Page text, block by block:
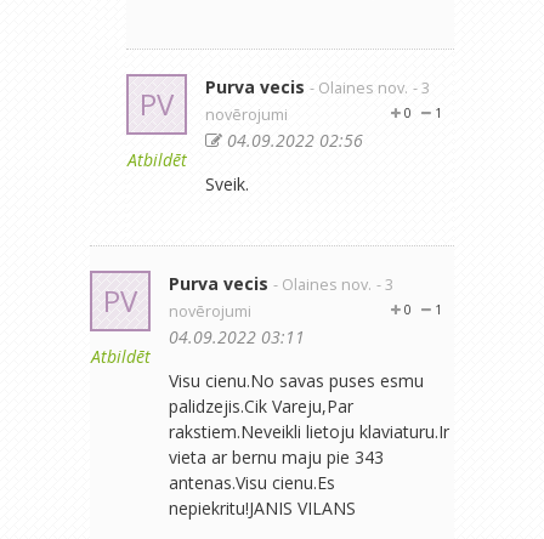
PV
Atbildēt
Purva vecis - Olaines nov. - 3
novērojumi
1
0
04.09.2022 02:56
Sveik.
PV
Atbildēt
Purva vecis - Olaines nov. - 3
novērojumi
1
0
04.09.2022 03:11
Visu cienu.No savas puses esmu
palidzejis.Cik Vareju,Par
rakstiem.Neveikli lietoju klaviaturu.Ir
vieta ar bernu maju pie 343
antenas.Visu cienu.Es
nepiekritu!JANIS VILANS